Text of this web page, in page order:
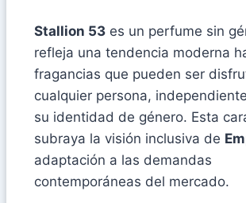
Stallion 53 es un perfume sin
refleja una tendencia moderna
fragancias que pueden ser
cualquier persona,
su identidad de género. Esta
subraya la visión inclusiva de
adaptación a las demandas
contemporáneas del mercado.